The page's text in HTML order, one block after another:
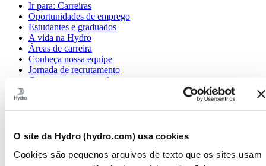
O site da Hydro (hydro.com) usa cookies
Cookies são pequenos arquivos de texto que os sites usam
Ir para: Carreiras
Oportunidades de emprego
Estudantes e graduados
A vida na Hydro
Áreas de carreira
Conheça nossa equipe
Jornada de recrutamento
Contato e perguntas frequentes
Contatos de investidores
Ir para:Imprensa
Contatos de meios de comunicação
Notícias
Visão geral da Hydro